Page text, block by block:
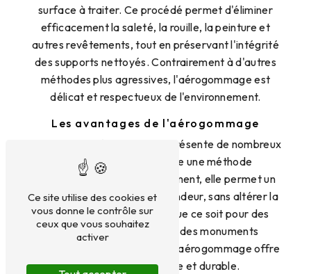
surface à traiter. Ce procédé permet d'éliminer
efficacement la saleté, la rouille, la peinture et
autres revêtements, tout en préservant l'intégrité
des supports nettoyés. Contrairement à d'autres
méthodes plus agressives, l'aérogommage est
délicat et respectueux de l'environnement.
Les avantages de l'aérogommage
Opter pour l'aérogommage présente de nombreux
avantages. En plus d'être une méthode
respectueuse de l'environnement, elle permet un
nettoyage précis et en profondeur, sans altérer la
structure des matériaux. Que ce soit pour des
bâtiments, des véhicules, des monuments
historiques ou des mobiliers, l'aérogommage offre
un résultat impeccable et durable.
Ce site utilise des cookies et
vous donne le contrôle sur
ceux que vous souhaitez
activer